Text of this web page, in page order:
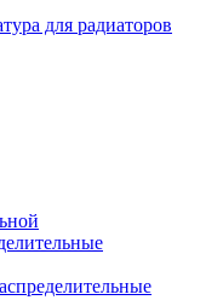
для радиаторов